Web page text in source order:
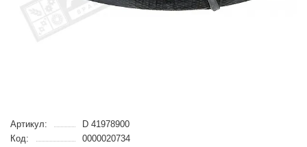
Артикул:
D 41978900
Код:
0000020734